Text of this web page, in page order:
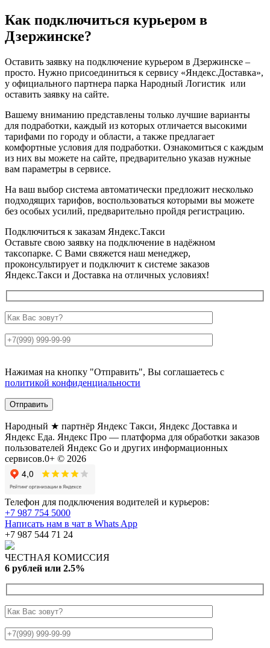
Как подключиться курьером в
Дзержинске?
Оставить заявку на подключение курьером в Дзержинске –
просто. Нужно присоединиться к сервису «Яндекс.Доставка»,
у официального партнера парка Народный Логистик или
оставить заявку на сайте.
Вашему вниманию представлены только лучшие варианты
для подработки, каждый из которых отличается высокими
тарифами по городу и области, а также предлагает
комфортные условия для подработки. Ознакомиться с каждым
из них вы можете на сайте, предварительно указав нужные
вам параметры в сервисе.
На ваш выбор система автоматически предложит несколько
подходящих тарифов, воспользоваться которыми вы можете
без особых усилий, предварительно пройдя регистрацию.
Подключиться к заказам Яндекс.Такси
Оставьте свою заявку на подключение в надёжном
таксопарке. С Вами свяжется наш менеджер,
проконсультирует и подключит к системе заказов
Яндекс.Такси и Доставка на отличных условиях!
Нажимая на кнопку "Отправить", Вы соглашаетесь с
политикой конфиденциальности
Народный ★ партнёр Яндекс Такси, Яндекс Доставка и
Яндекс Еда. Яндекс Про — платформа для обработки заказов
пользователей Яндекс Go и других информационных
сервисов.0+ © 2026
Телефон для подключения водителей и курьеров:
+7 987 754 5000
Написать нам в чат в Whats App
+7 987 544 71 24
ЧЕСТНАЯ КОМИССИЯ
6 рублей или 2.5%